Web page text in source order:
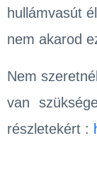
hullámvasút
nem akarod
Nem
van
részletekért :